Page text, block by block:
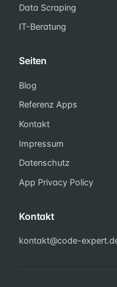
Data Scraping
IT-Beratung
Seiten
Blog
Referenz Apps
Kontakt
Impressum
Datenschutz
App Privacy Policy
Kontakt
kontakt@code-